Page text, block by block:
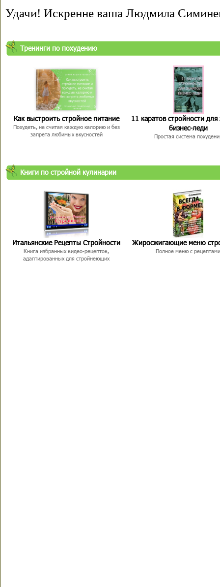
Удачи! Искренне ваша Людмила
Тренинги по похудению
Как выстроить стройное питание
Похудеть, не считая каждую калорию и без
запрета любимых вкусностей
11 каратов стройности для
бизнес-леди
Простая система
Книги по стройной кулинарии
Итальянские Рецепты Стройности
Книга избранных видео-рецептов,
адаптированных для стройнеющих
Жиросжигающие меню
Полное меню с рецептами